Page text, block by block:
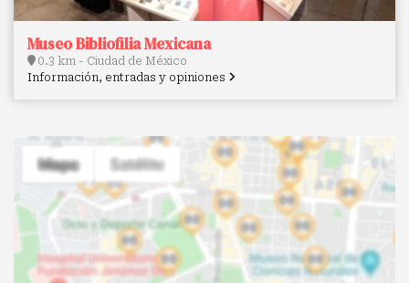
Museo Bibliofilia Mexicana
0.3 km - Ciudad de México
Información, entradas y opiniones